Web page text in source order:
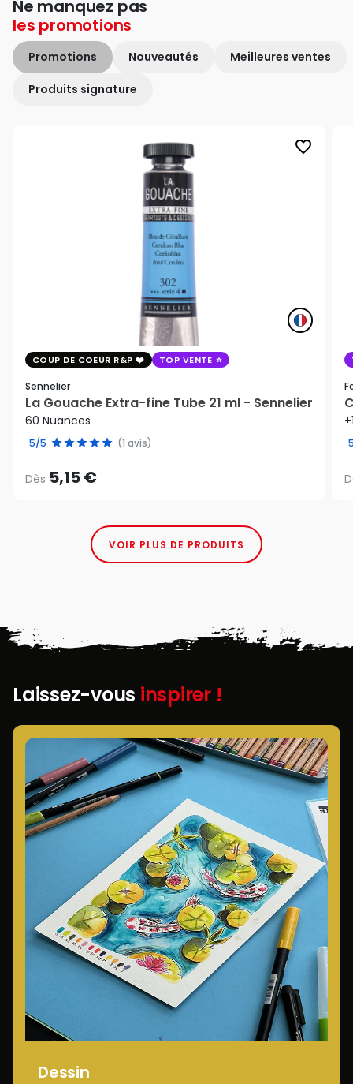
Ne manquez pas
les promotions
Promotions Nouveautés Meilleures ventes
Produits signature
favorite_border
COUP DE COEUR R&P TOP VENTE
Sennelier
La Gouache Extra-fine Tube 21 ml - Sennelier
60 Nuances
5/5 (1 avis)
Dès 5,15 €
VOIR PLUS DE PRODUITS
Laissez-vous inspirer !
Dessin